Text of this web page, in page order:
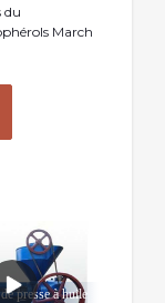
du
March
presse à huile